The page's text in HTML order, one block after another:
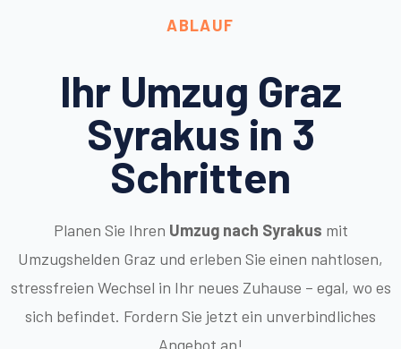
ABLAUF
Ihr Umzug Graz
Syrakus in 3
Schritten
Planen Sie Ihren Umzug nach Syrakus mit
Umzugshelden Graz und erleben Sie einen nahtlosen,
stressfreien Wechsel in Ihr neues Zuhause – egal, wo es
sich befindet. Fordern Sie jetzt ein unverbindliches
Angebot an!